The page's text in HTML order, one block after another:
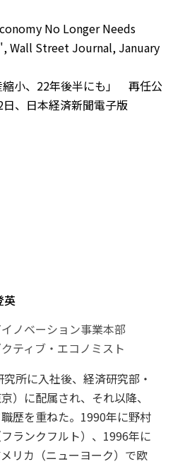
No Longer Needs
Wall Street Journal, January
縮小、22年後半にも」 再任公
、日本経済新聞電子版
英
ノベーション事業本部
ティブ・エコノミスト
所に入社後、経済研究部・
）に配属され、それ以降、
歴を重ねた。1990年に野村
ランクフルト）、1996年に
リカ（ニューヨーク）で欧